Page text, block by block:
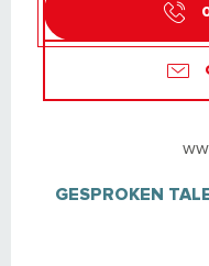
GESPROKEN
GESPROKEN